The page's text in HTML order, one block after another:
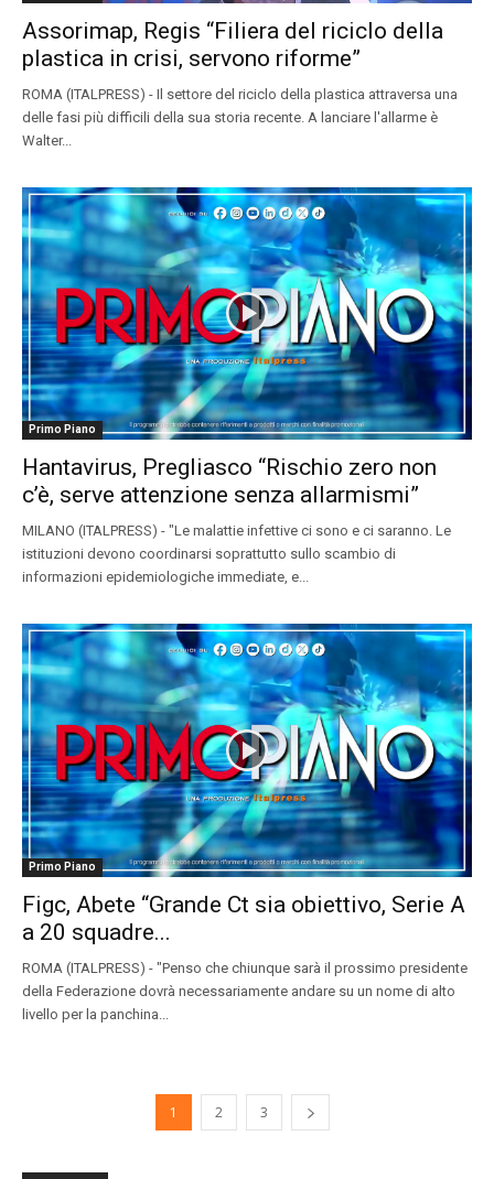
Assorimap, Regis “Filiera del riciclo della
plastica in crisi, servono riforme”
ROMA (ITALPRESS) - Il settore del riciclo della plastica attraversa una
delle fasi più difficili della sua storia recente. A lanciare l'allarme è
Walter...
Primo Piano
Hantavirus, Pregliasco “Rischio zero non
c’è, serve attenzione senza allarmismi”
MILANO (ITALPRESS) - "Le malattie infettive ci sono e ci saranno. Le
istituzioni devono coordinarsi soprattutto sullo scambio di
informazioni epidemiologiche immediate, e...
Primo Piano
Figc, Abete “Grande Ct sia obiettivo, Serie A
a 20 squadre...
ROMA (ITALPRESS) - "Penso che chiunque sarà il prossimo presidente
della Federazione dovrà necessariamente andare su un nome di alto
livello per la panchina...
1 2 3